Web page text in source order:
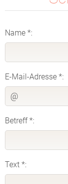
Name *:
E-Mail-Adresse *:
Betreff *:
Text *: